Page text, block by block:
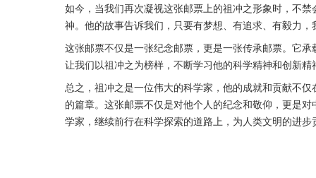
如今，当我们再次凝视这张邮票上的祖冲之形象时，不
神。他的故事告诉我们，只要有梦想、有追求、有毅力
这张邮票不仅是一张纪念邮票，更是一张传承邮票。它
让我们以祖冲之为榜样，不断学习他的科学精神和创新
总之，祖冲之是一位伟大的科学家，他的成就和贡献不
的篇章。这张邮票不仅是对他个人的纪念和敬仰，更是
学家，继续前行在科学探索的道路上，为人类文明的进步